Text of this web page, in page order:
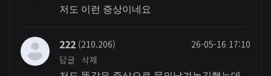
저도 이런 증상이네요
222 (210.206)
26-05-16 17:10
답글 삭제